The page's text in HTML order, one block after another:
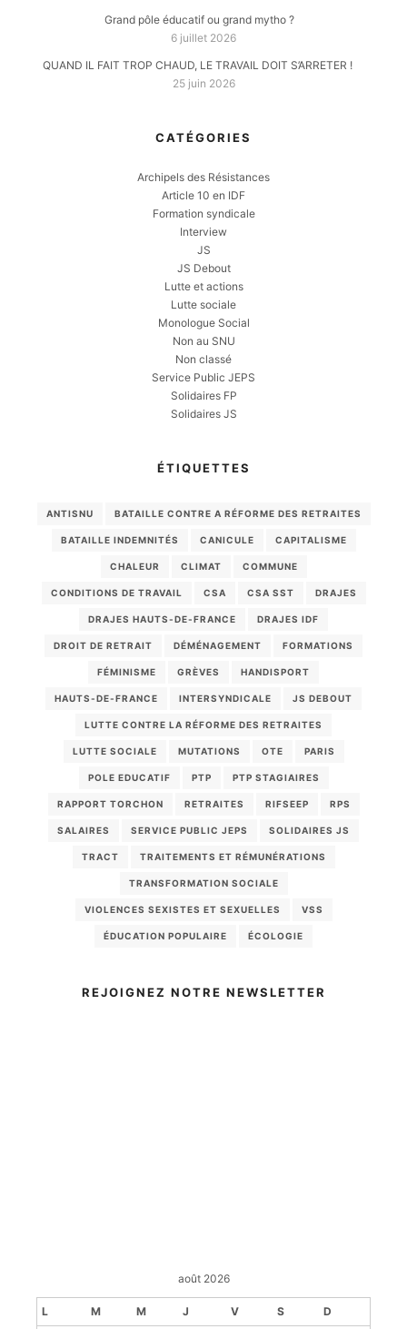
Grand pôle éducatif ou grand mytho ?
6 juillet 2026
QUAND IL FAIT TROP CHAUD, LE TRAVAIL DOIT S’ARRETER !
25 juin 2026
CATÉGORIES
Archipels des Résistances
Article 10 en IDF
Formation syndicale
Interview
JS
JS Debout
Lutte et actions
Lutte sociale
Monologue Social
Non au SNU
Non classé
Service Public JEPS
Solidaires FP
Solidaires JS
ÉTIQUETTES
ANTISNU BATAILLE CONTRE A RÉFORME DES RETRAITES
BATAILLE INDEMNITÉS CANICULE CAPITALISME
CHALEUR CLIMAT COMMUNE
CONDITIONS DE TRAVAIL CSA CSA SST DRAJES
DRAJES HAUTS-DE-FRANCE DRAJES IDF
DROIT DE RETRAIT DÉMÉNAGEMENT FORMATIONS
FÉMINISME GRÈVES HANDISPORT
HAUTS-DE-FRANCE INTERSYNDICALE JS DEBOUT
LUTTE CONTRE LA RÉFORME DES RETRAITES
LUTTE SOCIALE MUTATIONS OTE PARIS
POLE EDUCATIF PTP PTP STAGIAIRES
RAPPORT TORCHON RETRAITES RIFSEEP RPS
SALAIRES SERVICE PUBLIC JEPS SOLIDAIRES JS
TRACT TRAITEMENTS ET RÉMUNÉRATIONS
TRANSFORMATION SOCIALE
VIOLENCES SEXISTES ET SEXUELLES VSS
ÉDUCATION POPULAIRE ÉCOLOGIE
REJOIGNEZ NOTRE NEWSLETTER
août 2026
L M M J V S D